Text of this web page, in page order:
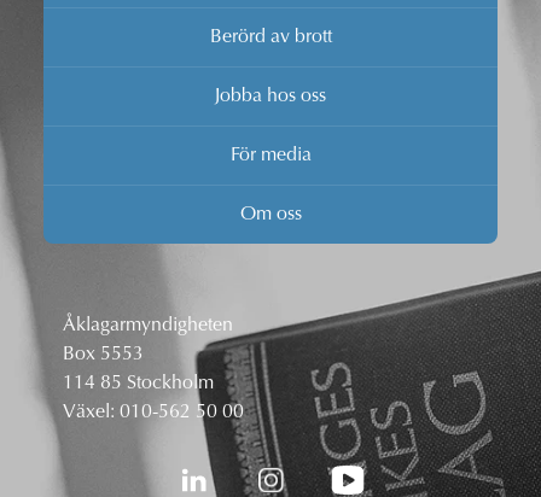
Berörd av brott
Jobba hos oss
För media
Om oss
Åklagarmyndigheten
Box 5553
114 85 Stockholm
Växel: 010-562 50 00